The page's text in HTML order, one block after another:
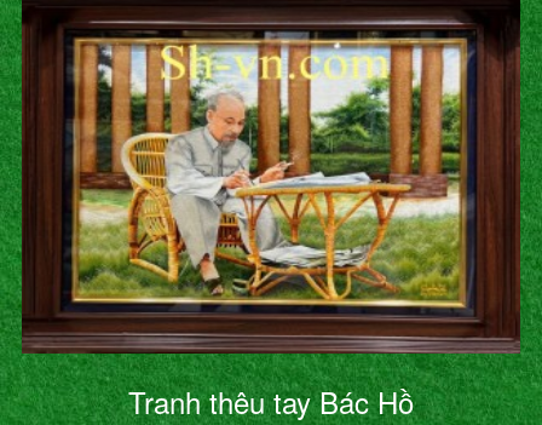
Tranh thêu tay Bác Hồ